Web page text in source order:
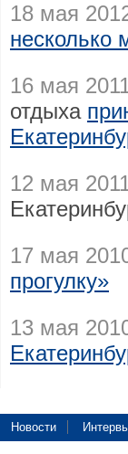
18 мая
несколько
16 мая
отдыха
12 мая
17 мая
прогулку»
13 мая
Новости